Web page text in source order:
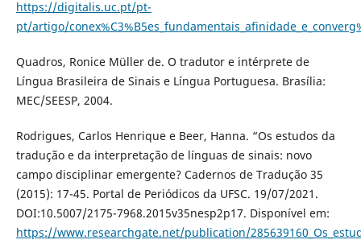
https://digitalis.uc.pt/pt-
pt/artigo/
Quadros, Ronice Müller de. O tradutor e intérprete de
Língua Brasileira de Sinais e Língua Portuguesa. Brasília:
MEC/SEESP, 2004.
Rodrigues, Carlos Henrique e Beer, Hanna. “Os estudos da
tradução e da interpretação de línguas de sinais: novo
campo disciplinar emergente? Cadernos de Tradução 35
(2015): 17-45. Portal de Periódicos da UFSC. 19/07/2021.
DOI:10.5007/2175-7968.2015v35nesp2p17. Disponível em:
https://www.researchgate.net/publication/